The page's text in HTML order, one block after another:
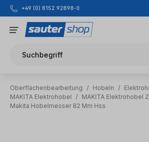
Zum Hauptinhalt springen
+49 (0) 8152 92898-0
Suchbegriff
Oberflächenbearbeitung / Hobeln /
MAKITA Elektrohobel
/ MAKITA Elektrohobel
Makita Hobelmesser 82 Mm Hss